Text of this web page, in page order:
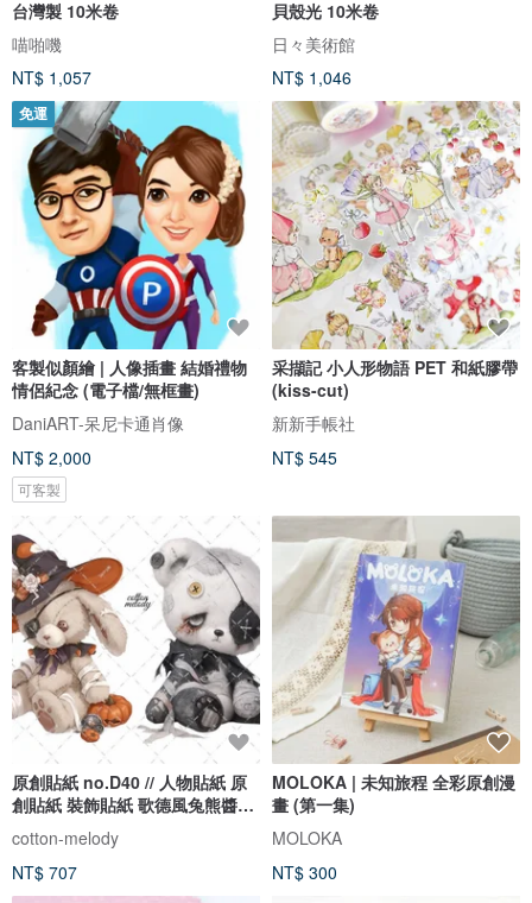
台灣製 10米卷
喵啪嘰
NT$ 1,057
貝殼光 10米卷
日々美術館
NT$ 1,046
免運
客製似顏繪 | 人像插畫 結婚禮物
情侶紀念 (電子檔/無框畫)
DaniART-呆尼卡通肖像
NT$ 2,000
可客製
采擷記 小人形物語 PET 和紙膠帶
(kiss-cut)
新新手帳社
NT$ 545
原創貼紙 no.D40 // 人物貼紙 原
創貼紙 裝飾貼紙 歌德風兔熊醬
15種各2張 合計30張
cotton-melody
NT$ 707
MOLOKA | 未知旅程 全彩原創漫
畫 (第一集)
MOLOKA
NT$ 300